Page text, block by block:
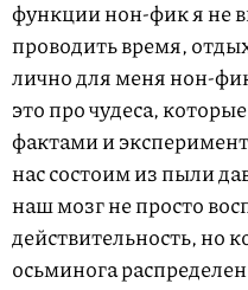
функции нон-фик я не
проводить время,
лично для меня нон-
это про чудеса,
фактами и
нас состоим из пыли
наш мозг не просто
действительность, но
осьминога